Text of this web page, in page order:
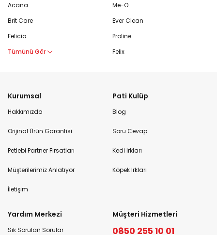
Acana
Brit Care
Felicia
Tümünü Gör
Me-O
Ever Clean
Proline
Felix
Kurumsal
Hakkımızda
Orijinal Ürün Garantisi
Petlebi Partner Fırsatları
Müşterilerimiz Anlatıyor
İletişim
Pati Kulüp
Blog
Soru Cevap
Kedi Irkları
Köpek Irkları
Yardım Merkezi
Sık Sorulan Sorular
Müşteri Hizmetleri
0850 255 10 01